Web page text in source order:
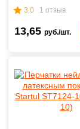
3.0 1 отзыв
13,65 руб./шт.